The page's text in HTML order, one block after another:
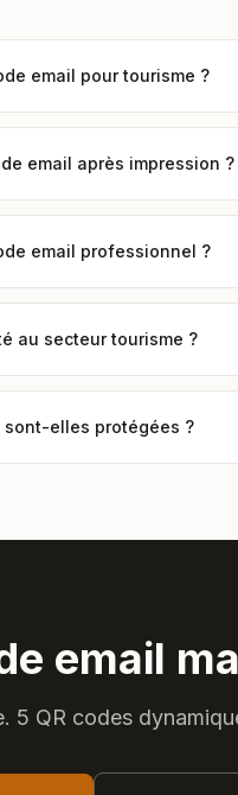
email pour tourisme ?
email après impression ?
email professionnel ?
au secteur tourisme ?
elles protégées ?
email
5 QR codes